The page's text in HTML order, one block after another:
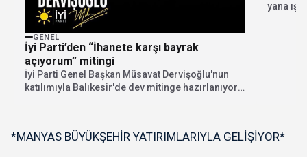
GENEL
İyi Parti’den “İhanete karşı bayrak
açıyorum” mitingi
İyi Parti Genel Başkan Müsavat Dervişoğlu'nun
katılımıyla Balıkesir'de dev mitinge hazırlanıyor.
yana
*MANYAS BÜYÜKŞEHİR YATIRIMLARIYLA GELİŞİYOR*